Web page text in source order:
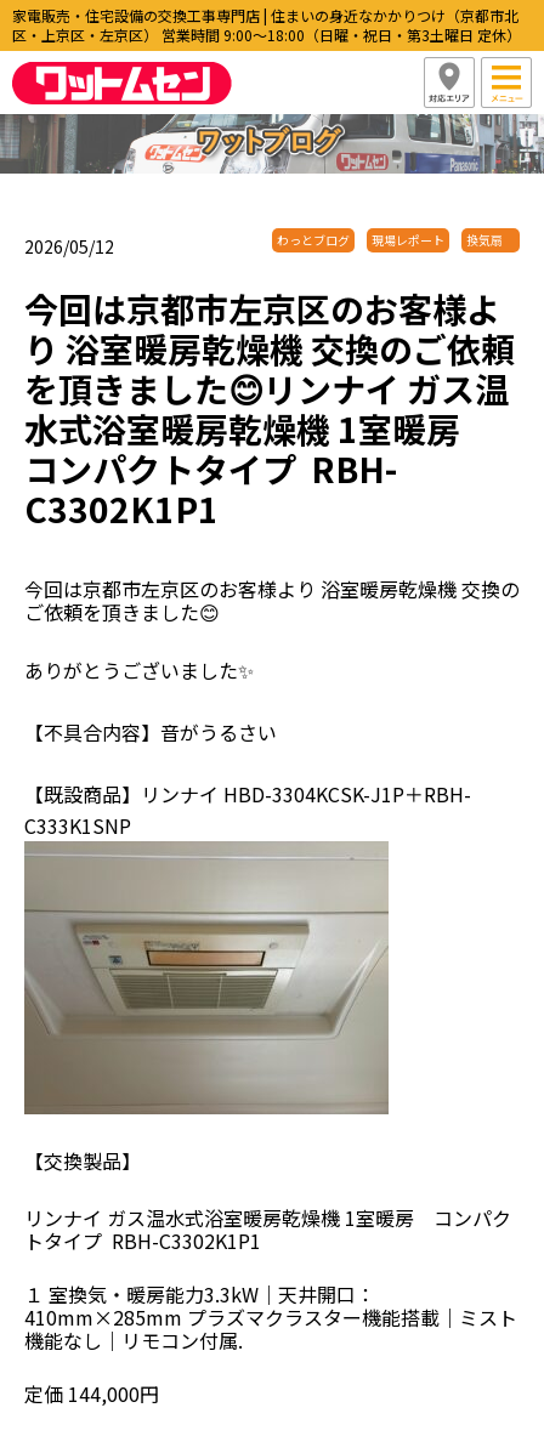
家電販売・住宅設備の交換工事専門店 | 住まいの身近なかかりつけ（京都市北
区・上京区・左京区） 営業時間 9:00〜18:00（日曜・祝日・第3土曜日 定休）
2026/05/12 わっとブログ 現場レポート 換気扇
今回は京都市左京区のお客様よ
り 浴室暖房乾燥機 交換のご依頼
を頂きました😊リンナイ ガス温
水式浴室暖房乾燥機 1室暖房
コンパクトタイプ RBH-
C3302K1P1
今回は京都市左京区のお客様より 浴室暖房乾燥機 交換の
ご依頼を頂きました😊
ありがとうございました✨
【不具合内容】音がうるさい
【既設商品】リンナイ HBD-3304KCSK-J1P＋RBH-
C333K1SNP
【交換製品】
リンナイ ガス温水式浴室暖房乾燥機 1室暖房 コンパク
トタイプ RBH-C3302K1P1
１ 室換気・暖房能力3.3kW｜天井開口：
410mm×285mm プラズマクラスター機能搭載｜ミスト
機能なし｜リモコン付属.
定価 144,000円